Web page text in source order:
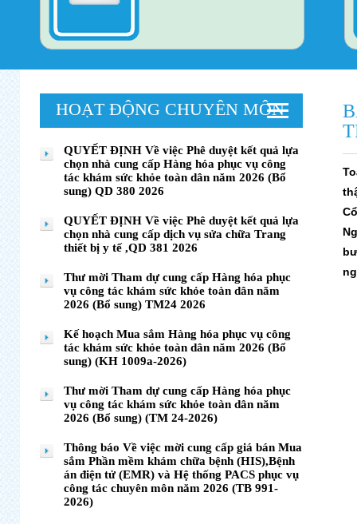
HOẠT ĐỘNG CHUYÊN MÔN
QUYẾT ĐỊNH Về việc Phê duyệt kết quả lựa
chọn nhà cung cấp Hàng hóa phục vụ công
tác khám sức khỏe toàn dân năm 2026 (Bổ
sung) QD 380 2026
QUYẾT ĐỊNH Về việc Phê duyệt kết quả lựa
chọn nhà cung cấp dịch vụ sửa chữa Trang
thiết bị y tế ,QD 381 2026
Thư mời Tham dự cung cấp Hàng hóa phục
vụ công tác khám sức khỏe toàn dân năm
2026 (Bổ sung) TM24 2026
Kế hoạch Mua sắm Hàng hóa phục vụ công
tác khám sức khỏe toàn dân năm 2026 (Bổ
sung) (KH 1009a-2026)
Thư mời Tham dự cung cấp Hàng hóa phục
vụ công tác khám sức khỏe toàn dân năm
2026 (Bổ sung) (TM 24-2026)
Thông báo Về việc mời cung cấp giá bán Mua
sắm Phần mềm khám chữa bệnh (HIS),Bệnh
án điện tử (EMR) và Hệ thống PACS phục vụ
công tác chuyên môn năm 2026 (TB 991-
2026)